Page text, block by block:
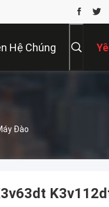
Hệ Chúng
Đào